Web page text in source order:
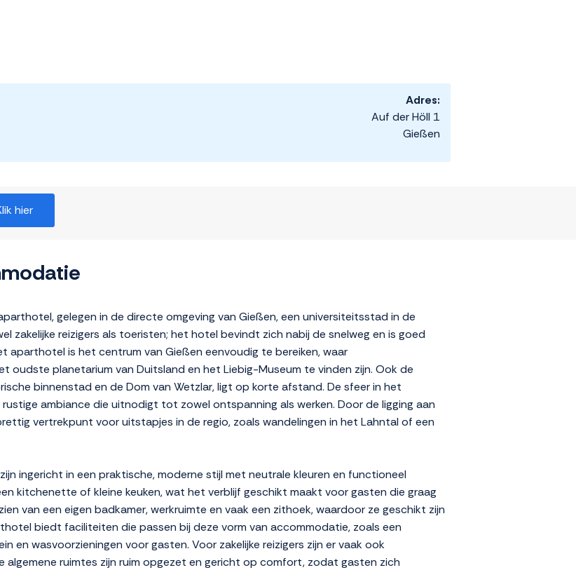
Adres:
Auf der Höll 1
Gießen
hier
gelegen in de directe omgeving van Gießen, een universiteitsstad in de
zakelijke reizigers als toeristen; het hotel bevindt zich nabij de snelweg en is goed
aparthotel is het centrum van Gießen eenvoudig te bereiken, waar
oudste planetarium van Duitsland en het Liebig-Museum te vinden zijn. Ook de
binnenstad en de Dom van Wetzlar, ligt op korte afstand. De sfeer in het
ambiance die uitnodigt tot zowel ontspanning als werken. Door de ligging aan
vertrekpunt voor uitstapjes in de regio, zoals wandelingen in het Lahntal of een
ingericht in een praktische, moderne stijl met neutrale kleuren en functioneel
kitchenette of kleine keuken, wat het verblijf geschikt maakt voor gasten die graag
van een eigen badkamer, werkruimte en vaak een zithoek, waardoor ze geschikt zijn
biedt faciliteiten die passen bij deze vorm van accommodatie, zoals een
en wasvoorzieningen voor gasten. Voor zakelijke reizigers zijn er vaak ook
algemene ruimtes zijn ruim opgezet en gericht op comfort, zodat gasten zich